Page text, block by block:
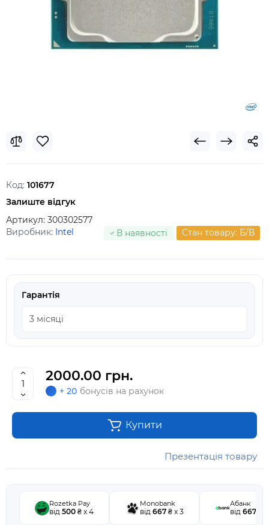
Код: 101677
Залиште відгук
Артикул: 300302577
Виробник: Intel В наявності Стан товару: Б/В
Гарантія
2000.00 грн.
+ 20 бонусів на рахунок
Купити
Презентація товару
Rozetka Pay
від 500 ₴ x 4
Monobank
від 667₴ x 3
Абанк
від 667